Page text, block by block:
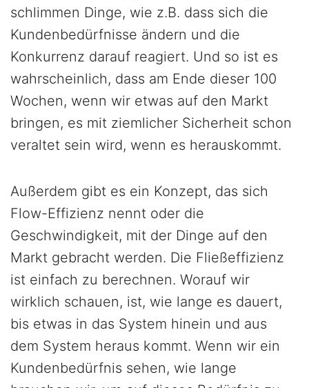
schlimmen Dinge, wie z.B. dass sich die
Kundenbedürfnisse ändern und die
Konkurrenz darauf reagiert. Und so ist es
wahrscheinlich, dass am Ende dieser 100
Wochen, wenn wir etwas auf den Markt
bringen, es mit ziemlicher Sicherheit schon
veraltet sein wird, wenn es herauskommt.
Außerdem gibt es ein Konzept, das sich
Flow-Effizienz nennt oder die
Geschwindigkeit, mit der Dinge auf den
Markt gebracht werden. Die Fließeffizienz
ist einfach zu berechnen. Worauf wir
wirklich schauen, ist, wie lange es dauert,
bis etwas in das System hinein und aus
dem System heraus kommt. Wenn wir ein
Kundenbedürfnis sehen, wie lange